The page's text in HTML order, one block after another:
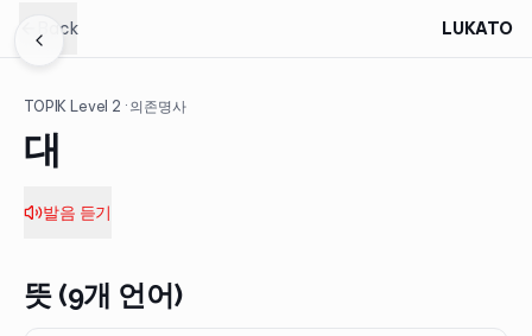
Back LUKATO
TOPIK Level 2 · 의존명사
대
발음 듣기
뜻 (9개 언어)